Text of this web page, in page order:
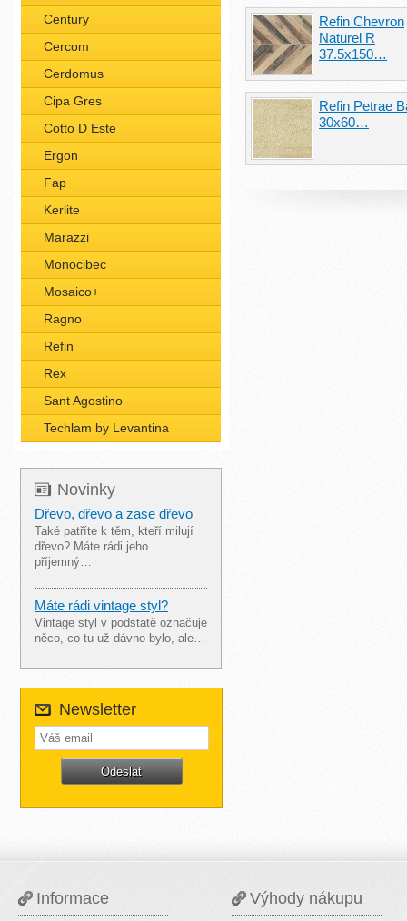
Century
Cercom
Cerdomus
Cipa Gres
Cotto D Este
Ergon
Fap
Kerlite
Marazzi
Monocibec
Mosaico+
Ragno
Refin
Rex
Sant Agostino
Techlam by Levantina
Novinky
Dřevo, dřevo a zase dřevo
Také patříte k těm, kteří milují
dřevo? Máte rádi jeho
příjemný…
Máte rádi vintage styl?
Vintage styl v podstatě označuje
něco, co tu už dávno bylo, ale…
Newsletter
Refin Chevron
Naturel R
37.5x150…
Refin Petrae
30x60…
Informace Výhody nákupu